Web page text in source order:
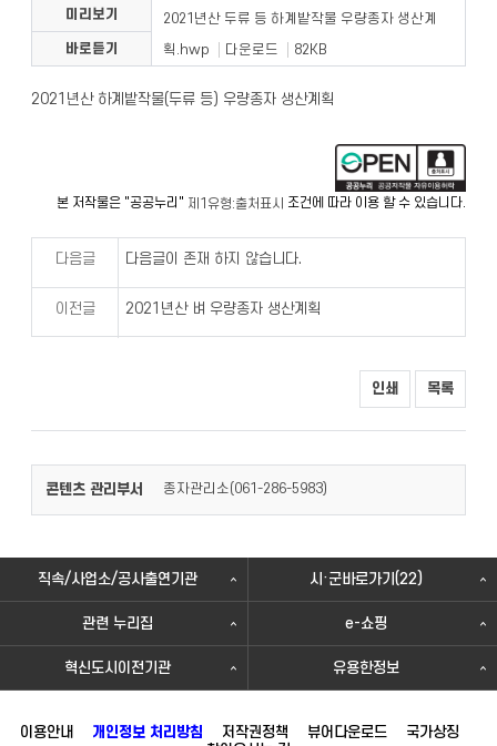
2021년산 두류 등 하계밭작물 우량종자 생산계
획.hwp
다운로드 82KB
미리보기
바로듣기
2021년산 하계밭작물(두류 등) 우량종자 생산계획
본 저작물은 "공공누리" 제1유형:출처표시 조건에 따라 이용 할 수 있습니다.
다음글 다음글이 존재 하지 않습니다.
이전글 2021년산 벼 우량종자 생산계획
인쇄 목록
콘텐츠 관리부서 종자관리소(061-286-5983)
직속/사업소/공사출연기관 시·군바로가기(22)
관련 누리집 e-쇼핑
혁신도시이전기관 유용한정보
이용안내 개인정보 처리방침 저작권정책 뷰어다운로드
국가상징